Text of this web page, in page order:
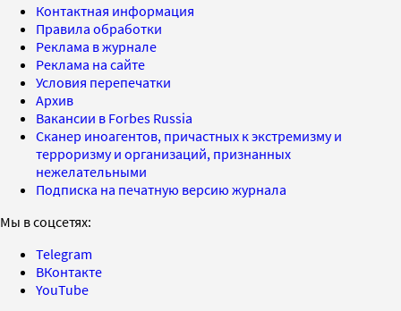
Контактная информация
Правила обработки
Реклама в журнале
Реклама на сайте
Условия перепечатки
Архив
Вакансии в Forbes Russia
Сканер иноагентов, причастных к экстремизму и
терроризму и организаций, признанных
нежелательными
Подписка на печатную версию журнала
Мы в соцсетях:
Telegram
ВКонтакте
YouTube